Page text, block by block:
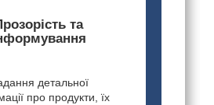
та
детальної
про продукти, їх